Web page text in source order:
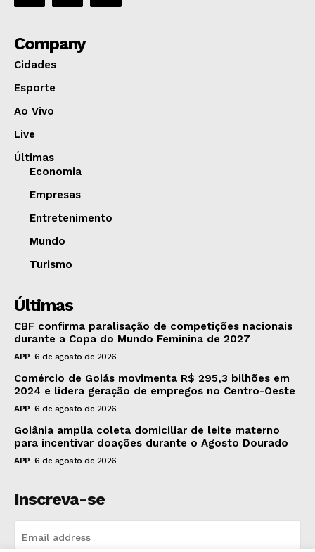
Company
Cidades
Esporte
Ao Vivo
Live
Últimas
Economia
Empresas
Entretenimento
Mundo
Turismo
Últimas
CBF confirma paralisação de competições nacionais
durante a Copa do Mundo Feminina de 2027
APP 6 de agosto de 2026
Comércio de Goiás movimenta R$ 295,3 bilhões em
2024 e lidera geração de empregos no Centro-Oeste
APP 6 de agosto de 2026
Goiânia amplia coleta domiciliar de leite materno
para incentivar doações durante o Agosto Dourado
APP 6 de agosto de 2026
Inscreva-se